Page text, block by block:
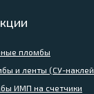
пломбы
и ленты (СУ-
ИМП на счетчики